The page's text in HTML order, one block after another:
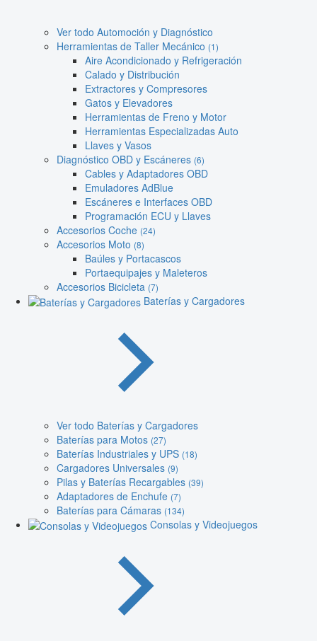
Ver todo Automoción y Diagnóstico
Herramientas de Taller Mecánico (1)
Aire Acondicionado y Refrigeración
Calado y Distribución
Extractores y Compresores
Gatos y Elevadores
Herramientas de Freno y Motor
Herramientas Especializadas Auto
Llaves y Vasos
Diagnóstico OBD y Escáneres (6)
Cables y Adaptadores OBD
Emuladores AdBlue
Escáneres e Interfaces OBD
Programación ECU y Llaves
Accesorios Coche (24)
Accesorios Moto (8)
Baúles y Portacascos
Portaequipajes y Maleteros
Accesorios Bicicleta (7)
Baterías y Cargadores
Ver todo Baterías y Cargadores
Baterías para Motos (27)
Baterías Industriales y UPS (18)
Cargadores Universales (9)
Pilas y Baterías Recargables (39)
Adaptadores de Enchufe (7)
Baterías para Cámaras (134)
Consolas y Videojuegos